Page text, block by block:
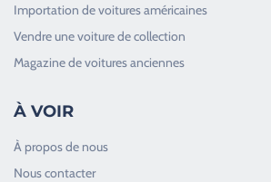
Importation de voitures américaines
Vendre une voiture de collection
Magazine de voitures anciennes
À VOIR
À propos de nous
Nous contacter